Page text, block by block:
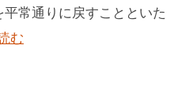
常通りに戻すことといた
む